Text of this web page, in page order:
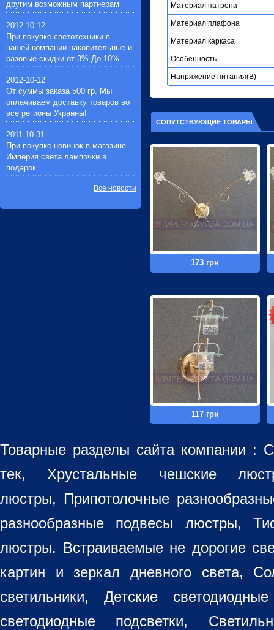
Материал патрона
Материал плафона
Материал каркаса
Особенность
Напряжение питания(В)
СОПУТСТВУЮЩИЕ ТОВАРЫ
173 грн
117 грн
другим возможным партнерам
2012-10-12
При покупке светотехники в
нашей компании накопительные и
разовые скидки от 3% До 10%
2012-10-12
От суммы заказа 500 гр. Мы
оплачиваем доставку товаров во
все регионы Украины!
2011-10-31
При покупке новинок в магазине
Империя света лампочки в
подарок
Все новости
Товарные разделы сайта компании :
тек, Хрустальные чешские
люстры, Припотолочные
разнообразные подвесы люстры,
люстры. Встраиваемые не дорогие
картин и зеркал дневного света,
светильники, Детские
светодиодные подсветки,